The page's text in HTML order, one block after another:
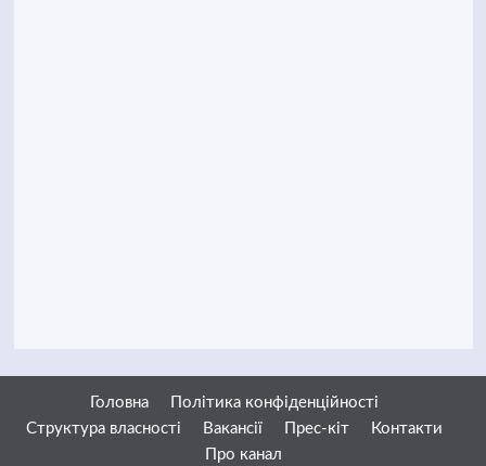
Головна
Політика конфіденційності
Структура власності
Вакансії Прес-кіт
Контакти
Про канал